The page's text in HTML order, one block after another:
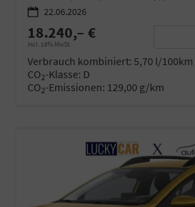
22.06.2026
18.240,– €
incl. 19% MwSt.
Verbrauch kombiniert: 5,70 l/100km
CO2-Klasse: D
CO2-Emissionen: 129,00 g/km